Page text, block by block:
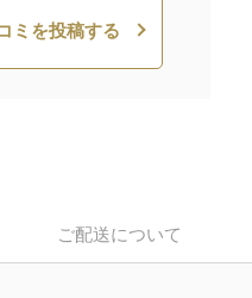
ミを投稿する
ご配送について